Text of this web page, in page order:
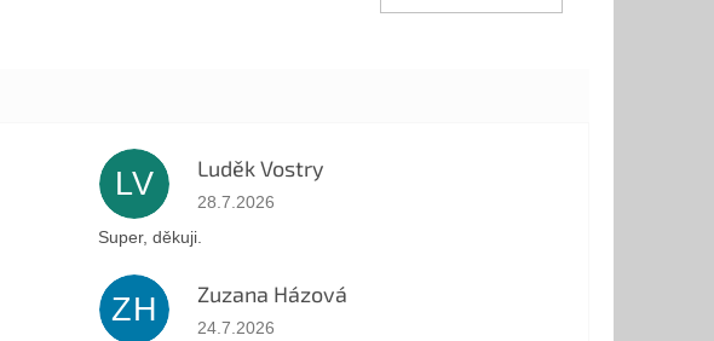
LV Luděk Vostry
Hodnotenie obchodu je 5 z 5 hviezdičiek.
28.7.2026
Super, děkuji.
ZH Zuzana Házová
Hodnotenie obchodu je 5 z 5 hviezdičiek.
24.7.2026